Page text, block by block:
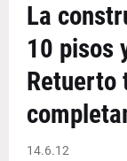
La
10 pisos
Retuerto
14.6.12